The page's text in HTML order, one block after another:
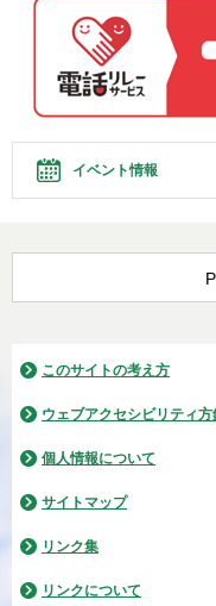
イベント情報
このサイトの考え方
ウェブアクセシビリティ方
個人情報について
サイトマップ
リンク集
リンクについて